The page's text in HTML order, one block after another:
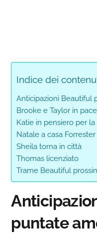
Indice dei
Anticipazioni Beautiful
Brooke e Taylor in pace
Katie in pensiero per
Natale a casa Forrester
Sheila torna in città
Thomas licenziato
Trame Beautiful
puntate